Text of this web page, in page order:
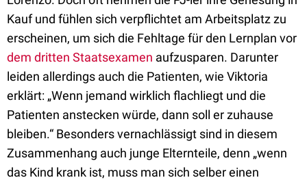
Kauf und fühlen sich verpflichtet am Arbeitsplatz zu
erscheinen, um sich die Fehltage für den Lernplan vor
dem dritten Staatsexamen aufzusparen. Darunter
leiden allerdings auch die Patienten, wie Viktoria
erklärt: „Wenn jemand wirklich flachliegt und die
Patienten anstecken würde, dann soll er zuhause
bleiben.“ Besonders vernachlässigt sind in diesem
Zusammenhang auch junge Elternteile, denn „wenn
das Kind krank ist, muss man sich selber einen